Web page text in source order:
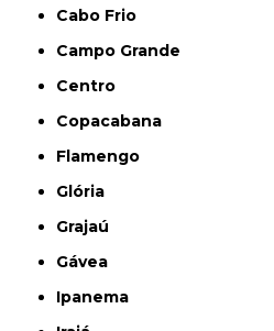
Cabo Frio
Campo Grande
Centro
Copacabana
Flamengo
Glória
Grajaú
Gávea
Ipanema